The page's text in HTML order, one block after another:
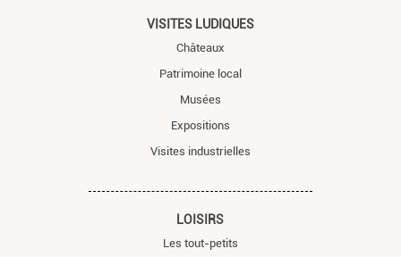
VISITES LUDIQUES
Châteaux
Patrimoine local
Musées
Expositions
Visites industrielles
LOISIRS
Les tout-petits